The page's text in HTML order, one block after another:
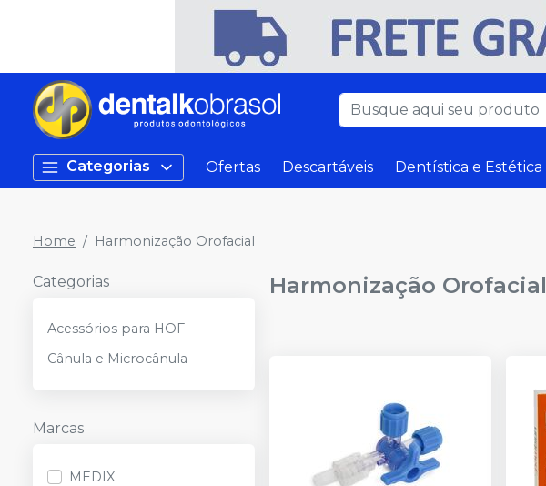
Categorias Ofertas Descartáveis Dentística e Estética
Home Harmonização Orofacial
Categorias
Acessórios para HOF
Cânula e Microcânula
Marcas
MEDIX
Harmonização Orofacial